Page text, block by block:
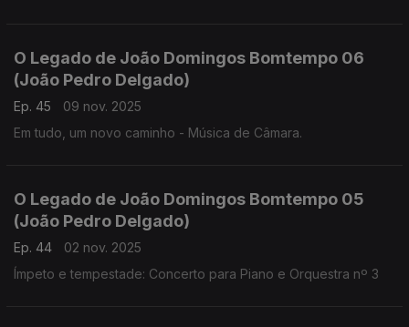
O Legado de João Domingos Bomtempo 06
(João Pedro Delgado)
Ep. 45
09 nov. 2025
Em tudo, um novo caminho - Música de Câmara.
O Legado de João Domingos Bomtempo 05
(João Pedro Delgado)
Ep. 44
02 nov. 2025
Ímpeto e tempestade: Concerto para Piano e Orquestra nº 3